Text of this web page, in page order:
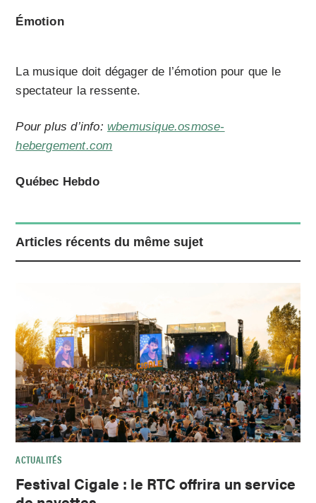
Émotion
La musique doit dégager de l’émotion pour que le
spectateur la ressente.
Pour plus d’info: wbemusique.osmose-
hebergement.com
Québec Hebdo
Articles récents du même sujet
ACTUALITÉS
Festival Cigale : le RTC offrira un service